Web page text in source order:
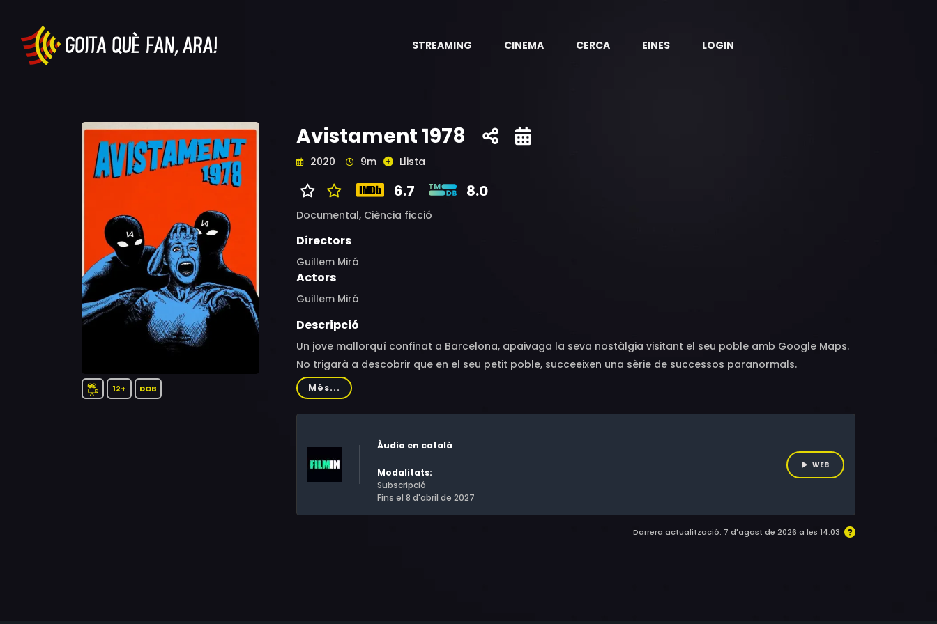
STREAMING CINEMA CERCA EINES LOGIN
12+ DOB
Avistament 1978
2020 9m Llista
6.7 8.0
Documental, Ciència ficció
Directors
Guillem Miró
Actors
Guillem Miró
Descripció
Un jove mallorquí confinat a Barcelona, apaivaga la seva nostàlgia visitant el seu poble amb Google Maps.
No trigarà a descobrir que en el seu petit poble, succeeixen una sèrie de successos paranormals.
Més...
Àudio en català
Modalitats:
Subscripció
Fins el 8 d'abril de 2027
WEB
Darrera actualització: 7 d'agost de 2026 a les 14:03